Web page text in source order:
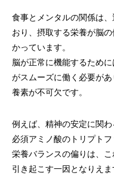
食事とメンタルの関係は
おり、摂取する栄養が脳
かっています。
脳が正常に機能するため
がスムーズに働く必要が
養素が不可欠です。
例えば、精神の安定に関
必須アミノ酸のトリプトフ
栄養バランスの偏りは、
引き起こす一因となりえま